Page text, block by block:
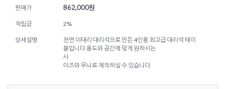
판매가 862,000원
적립금 2%
상세설명
천연 이태리 대리석으로 만든 4인용 최고급 대리석 테이
블입니다 용도와 공간에 맞게 원하시는
사
이즈와 무늬로 제작하실 수 있습니다